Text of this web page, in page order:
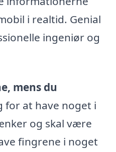
i realtid. Genial
ingeniør og
mens du
for at have noget i
og skal være
fingrene i noget